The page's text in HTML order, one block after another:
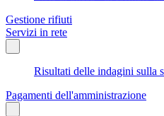
Gestione rifiuti
Servizi in rete
Risultati delle indagini sulla
Pagamenti dell'amministrazione